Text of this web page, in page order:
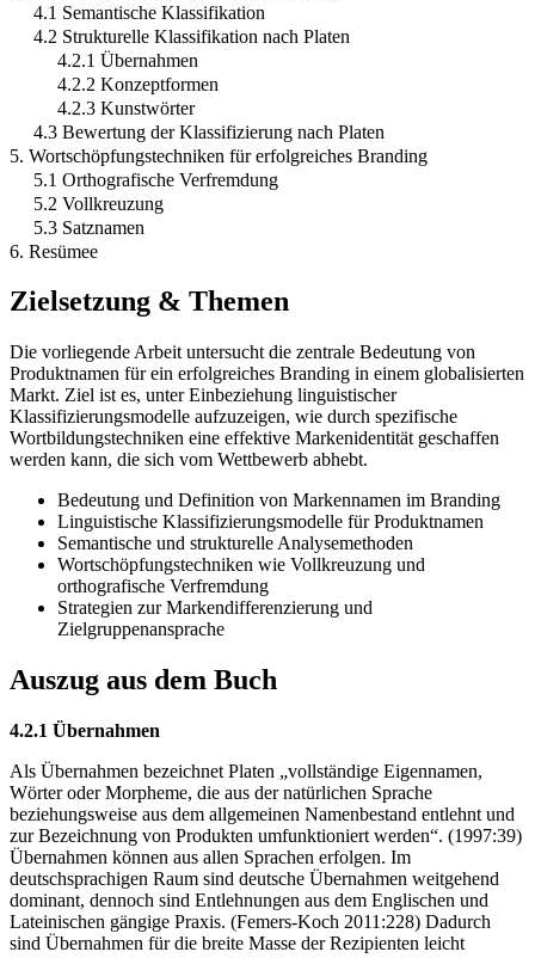
4.1 Semantische Klassifikation
4.2 Strukturelle Klassifikation nach Platen
4.2.1 Übernahmen
4.2.2 Konzeptformen
4.2.3 Kunstwörter
4.3 Bewertung der Klassifizierung nach Platen
5. Wortschöpfungstechniken für erfolgreiches Branding
5.1 Orthografische Verfremdung
5.2 Vollkreuzung
5.3 Satznamen
6. Resümee
Zielsetzung & Themen
Die vorliegende Arbeit untersucht die zentrale Bedeutung von
Produktnamen für ein erfolgreiches Branding in einem globalisierten
Markt. Ziel ist es, unter Einbeziehung linguistischer
Klassifizierungsmodelle aufzuzeigen, wie durch spezifische
Wortbildungstechniken eine effektive Markenidentität geschaffen
werden kann, die sich vom Wettbewerb abhebt.
Bedeutung und Definition von Markennamen im Branding
Linguistische Klassifizierungsmodelle für Produktnamen
Semantische und strukturelle Analysemethoden
Wortschöpfungstechniken wie Vollkreuzung und
orthografische Verfremdung
Strategien zur Markendifferenzierung und
Zielgruppenansprache
Auszug aus dem Buch
4.2.1 Übernahmen
Als Übernahmen bezeichnet Platen „vollständige Eigennamen,
Wörter oder Morpheme, die aus der natürlichen Sprache
beziehungsweise aus dem allgemeinen Namenbestand entlehnt und
zur Bezeichnung von Produkten umfunktioniert werden“. (1997:39)
Übernahmen können aus allen Sprachen erfolgen. Im
deutschsprachigen Raum sind deutsche Übernahmen weitgehend
dominant, dennoch sind Entlehnungen aus dem Englischen und
Lateinischen gängige Praxis. (Femers-Koch 2011:228) Dadurch
sind Übernahmen für die breite Masse der Rezipienten leicht